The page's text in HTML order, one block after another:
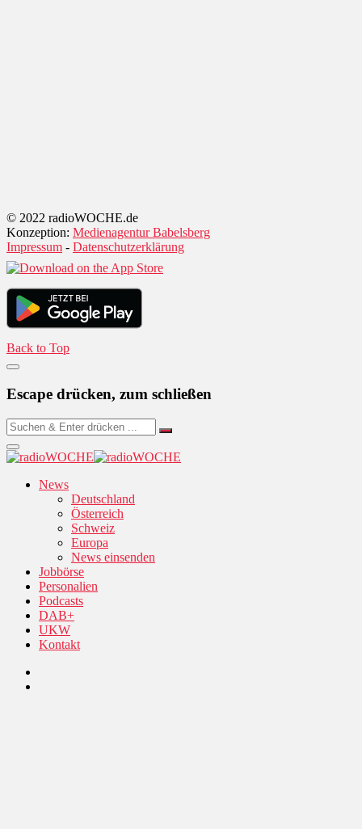
© 2022 radioWOCHE.de
Konzeption: Medienagentur Babelsberg
Impressum - Datenschutzerklärung
Back to Top
Escape drücken, zum schließen
News
Deutschland
Österreich
Schweiz
Europa
News einsenden
Jobbörse
Personalien
Podcasts
DAB+
UKW
Kontakt